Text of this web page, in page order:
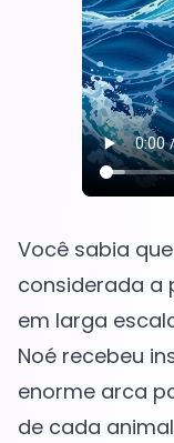
Você sabia
considerada a
em larga
Noé recebeu
enorme arca
de cada